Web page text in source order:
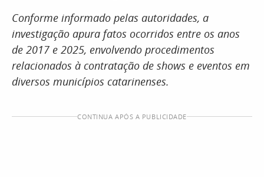
Conforme informado pelas autoridades, a
investigação apura fatos ocorridos entre os anos
de 2017 e 2025, envolvendo procedimentos
relacionados à contratação de shows e eventos em
diversos municípios catarinenses.
CONTINUA APÓS A PUBLICIDADE